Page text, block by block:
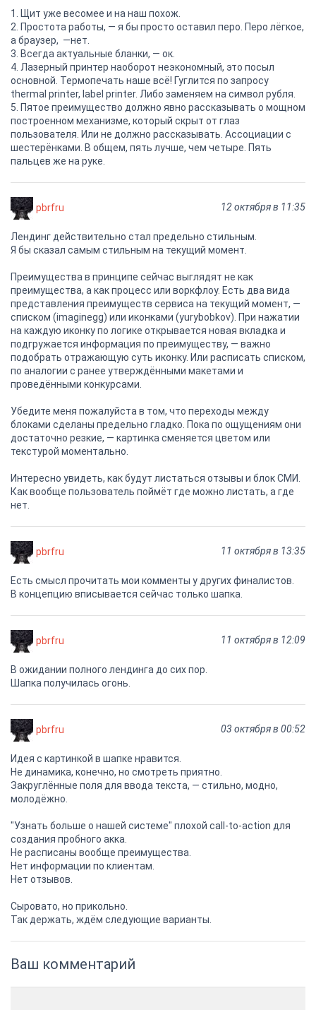
1. Щит уже весомее и на наш похож.
2. Простота работы, — я бы просто оставил перо. Перо лёгкое,
а браузер, —нет.
3. Всегда актуальные бланки, — ок.
4. Лазерный принтер наоборот неэкономный, это посыл
основной. Термопечать наше всё! Гуглится по запросу
thermal printer, label printer. Либо заменяем на символ рубля.
5. Пятое преимущество должно явно рассказывать о мощном
построенном механизме, который скрыт от глаз
пользователя. Или не должно рассказывать. Ассоциации с
шестерёнками. В общем, пять лучше, чем четыре. Пять
пальцев же на руке.
12 октября в 11:35
pbrfru
Лендинг действительно стал предельно стильным.
Я бы сказал самым стильным на текущий момент.
Преимущества в принципе сейчас выглядят не как
преимущества, а как процесс или воркфлоу. Есть два вида
представления преимуществ сервиса на текущий момент, —
списком (imaginegg) или иконками (yurybobkov). При нажатии
на каждую иконку по логике открывается новая вкладка и
подгружается информация по преимуществу, — важно
подобрать отражающую суть иконку. Или расписать списком,
по аналогии с ранее утверждёнными макетами и
проведёнными конкурсами.
Убедите меня пожалуйста в том, что переходы между
блоками сделаны предельно гладко. Пока по ощущениям они
достаточно резкие, — картинка сменяется цветом или
текстурой моментально.
Интересно увидеть, как будут листаться отзывы и блок СМИ.
Как вообще пользователь поймёт где можно листать, а где
нет.
11 октября в 13:35
pbrfru
Есть смысл прочитать мои комменты у других финалистов.
В концепцию вписывается сейчас только шапка.
11 октября в 12:09
pbrfru
В ожидании полного лендинга до сих пор.
Шапка получилась огонь.
03 октября в 00:52
pbrfru
Идея с картинкой в шапке нравится.
Не динамика, конечно, но смотреть приятно.
Закруглённые поля для ввода текста, — стильно, модно,
молодёжно.
"Узнать больше о нашей системе" плохой call-to-action для
создания пробного акка.
Не расписаны вообще преимущества.
Нет информации по клиентам.
Нет отзывов.
Сыровато, но прикольно.
Так держать, ждём следующие варианты.
Ваш комментарий